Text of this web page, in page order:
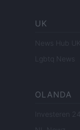
UK
News Hub UK
Lgbtq News
OLANDA
Investeren 24